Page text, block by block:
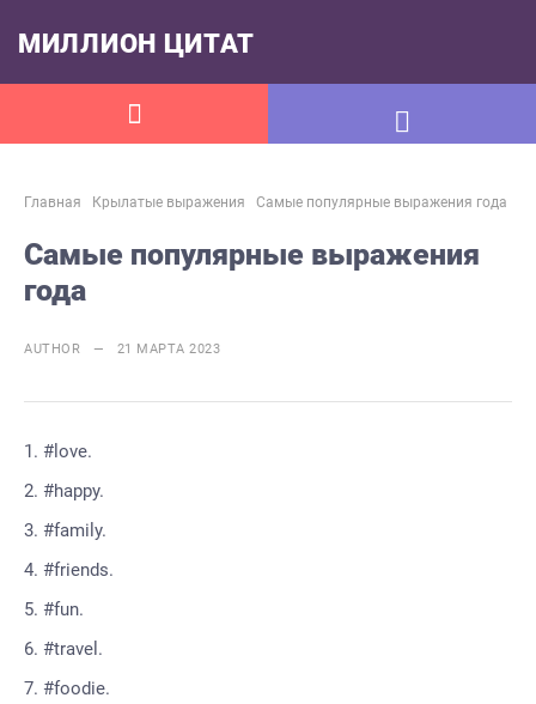
МИЛЛИОН ЦИТАТ
Главная Крылатые выражения Самые популярные выражения года
Самые популярные выражения
года
AUTHOR — 21 МАРТА 2023
#love.
#happy.
#family.
#friends.
#fun.
#travel.
#foodie.